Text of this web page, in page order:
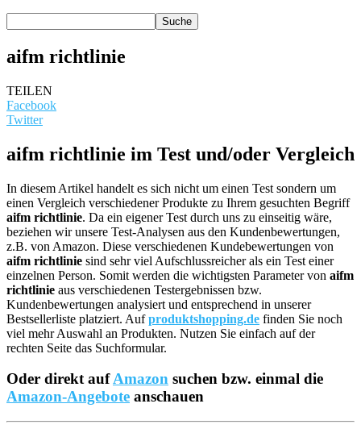
aifm richtlinie
TEILEN
Facebook
Twitter
aifm richtlinie im Test und/oder Vergleich
In diesem Artikel handelt es sich nicht um einen Test sondern um
einen Vergleich verschiedener Produkte zu Ihrem gesuchten Begriff
aifm richtlinie. Da ein eigener Test durch uns zu einseitig wäre,
beziehen wir unsere Test-Analysen aus den Kundenbewertungen,
z.B. von Amazon. Diese verschiedenen Kundebewertungen von
aifm richtlinie sind sehr viel Aufschlussreicher als ein Test einer
einzelnen Person. Somit werden die wichtigsten Parameter von aifm
richtlinie aus verschiedenen Testergebnissen bzw.
Kundenbewertungen analysiert und entsprechend in unserer
Bestsellerliste platziert. Aufproduktshopping.de finden Sie noch
viel mehr Auswahl an Produkten. Nutzen Sie einfach auf der
rechten Seite das Suchformular.
Oder direkt aufAmazon suchen bzw. einmal die
Amazon-Angebote anschauen